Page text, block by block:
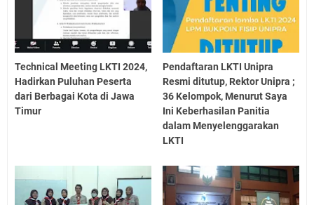
Technical Meeting LKTI 2024,
Hadirkan Puluhan Peserta
dari Berbagai Kota di Jawa
Timur
Pendaftaran LKTI Unipra
Resmi ditutup, Rektor Unipra ;
36 Kelompok, Menurut Saya
Ini Keberhasilan Panitia
dalam Menyelenggarakan
LKTI